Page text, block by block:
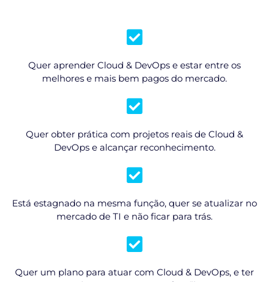
Quer aprender Cloud & DevOps e estar entre os
melhores e mais bem pagos do mercado.
Quer obter prática com projetos reais de Cloud &
DevOps e alcançar reconhecimento.
Está estagnado na mesma função, quer se atualizar no
mercado de TI e não ficar para trás.
Quer um plano para atuar com Cloud & DevOps, e ter